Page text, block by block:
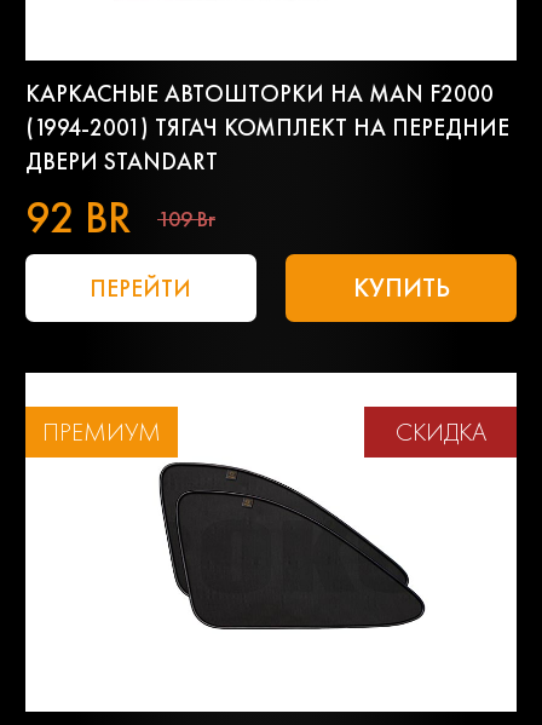
КАРКАСНЫЕ АВТОШТОРКИ НА MAN F2000
(1994-2001) ТЯГАЧ КОМПЛЕКТ НА ПЕРЕДНИЕ
ДВЕРИ STANDART
92 BR 109 Br
ПЕРЕЙТИ КУПИТЬ
ПРЕМИУМ СКИДКА